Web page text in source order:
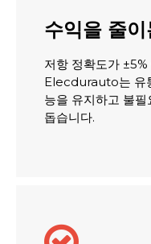
수익을 줄
저항 정확도가
Elecdurauto는 유
능을 유지하고 불
돕습니다.